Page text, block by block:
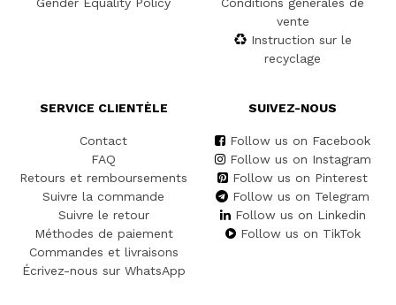
vente
Instruction sur le
recyclage
SERVICE CLIENTÈLE
Contact
FAQ
Retours et remboursements
Suivre la commande
Suivre le retour
Méthodes de paiement
Commandes et livraisons
Écrivez-nous sur WhatsApp
SUIVEZ-NOUS
Follow us on Facebook
Follow us on Instagram
Follow us on Pinterest
Follow us on Telegram
Follow us on Linkedin
Follow us on TikTok